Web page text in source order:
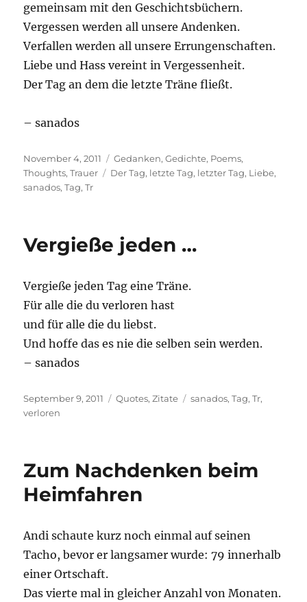
gemeinsam mit den Geschichtsbüchern.
Vergessen werden all unsere Andenken.
Verfallen werden all unsere Errungenschaften.
Liebe und Hass vereint in Vergessenheit.
Der Tag an dem die letzte Träne fließt.
– sanados
Posted
on
November 4, 2011 Categories
Gedanken,Gedichte, Poems,
Thoughts,Trauer Tags
Der Tag, letzte Tag, letzter Tag, Liebe,
sanados,Tag,Tr
Vergieße jeden …
Vergieße jeden Tag eine Träne.
Für alle die du verloren hast
und für alle die du liebst.
Und hoffe das es nie die selben sein werden.
– sanados
Posted
on
September 9, 2011 Categories
Quotes,Zitate Tags
sanados,Tag,Tr,
verloren
Zum Nachdenken beim
Heimfahren
Andi schaute kurz noch einmal auf seinen
Tacho, bevor er langsamer wurde: 79 innerhalb
einer Ortschaft.
Das vierte mal in gleicher Anzahl von Monaten.